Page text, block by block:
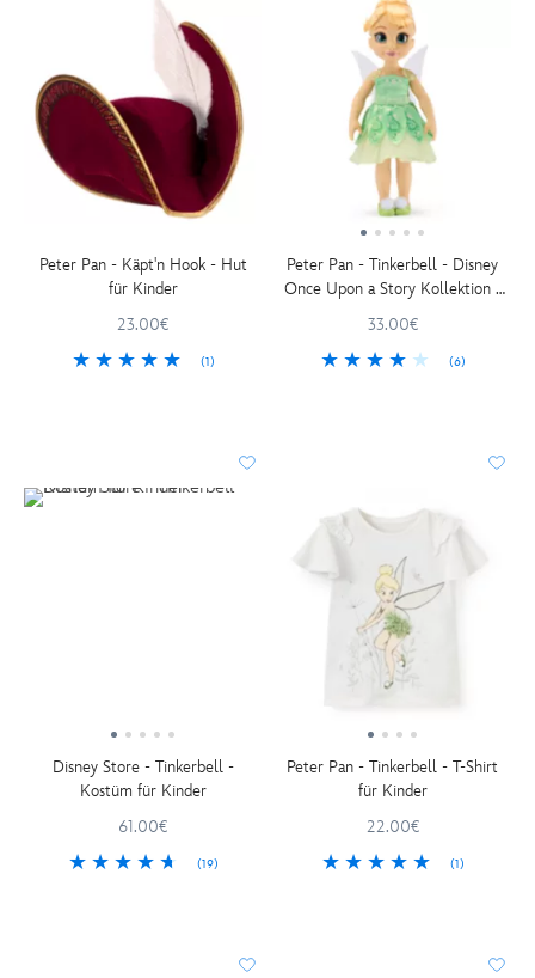
Peter Pan - Käpt'n Hook - Hut
für Kinder
23.00€
(1)
Peter Pan - Tinkerbell - Disney
Once Upon a Story Kollektion -
33.00€
(6)
Disney Store - Tinkerbell -
Kostüm für Kinder
61.00€
(19)
Peter Pan - Tinkerbell - T-Shirt
für Kinder
22.00€
(1)